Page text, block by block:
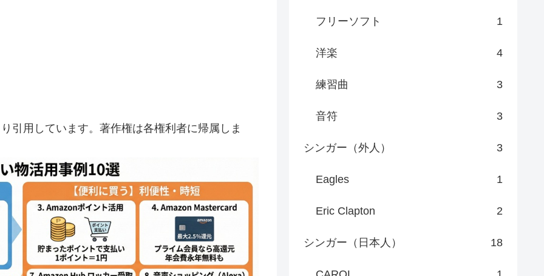
引用しています。著作権は各権利者に帰属しま
フリーソフト 1
洋楽 4
練習曲 3
音符 3
シンガー（外人） 3
Eagles 1
Eric Clapton 2
シンガー（日本人） 18